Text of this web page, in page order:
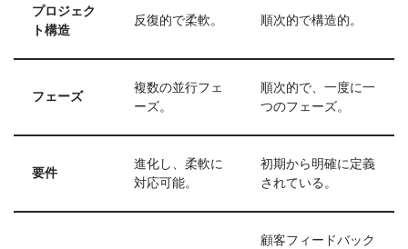
プロジェク
ト構造
反復的で柔軟。 順次的で構造的。
フェーズ
複数の並行フェ
ーズ。
順次的で、一度に一
つのフェーズ。
要件
進化し、柔軟に
対応可能。
初期から明確に定義
されている。
顧客フィードバック